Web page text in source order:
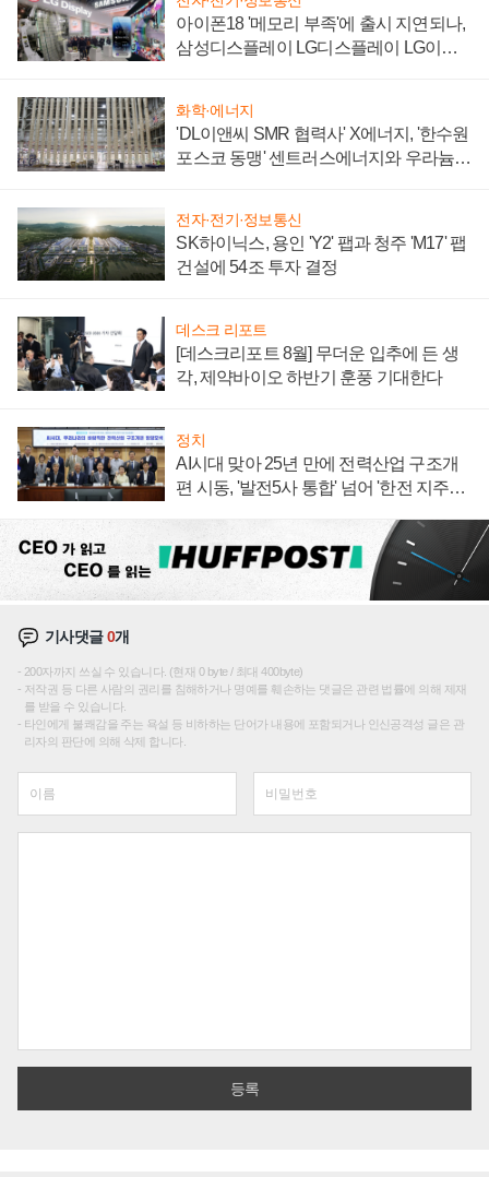
아이폰18 '메모리 부족'에 출시 지연되나,
삼성디스플레이 LG디스플레이 LG이노
화학·에너지
'DL이앤씨 SMR 협력사' X에너지, '한수원
포스코 동맹' 센트러스에너지와 우라늄
전자·전기·정보통신
SK하이닉스, 용인 'Y2' 팹과 청주 'M17' 팹
건설에 54조 투자 결정
데스크 리포트
[데스크리포트 8월] 무더운 입추에 든 생
각, 제약바이오 하반기 훈풍 기대한다
정치
AI시대 맞아 25년 만에 전력산업 구조개
편 시동, '발전5사 통합' 넘어 '한전 지주사'
기사댓글0개
200자까지 쓰실 수 있습니다. (현재 0 byte / 최대 400byte)
저작권 등 다른 사람의 권리를 침해하거나 명예를 훼손하는 댓글은 관련 법률에 의해 제재
를 받을 수 있습니다.
타인에게 불쾌감을 주는 욕설 등 비하하는 단어가 내용에 포함되거나 인신공격성 글은 관
리자의 판단에 의해 삭제 합니다.